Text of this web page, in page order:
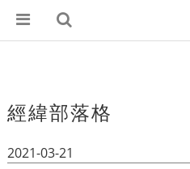
經緯部落格
2021-03-21